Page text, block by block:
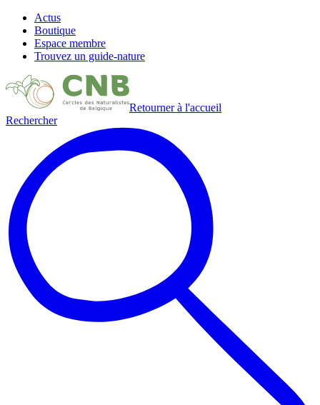
Actus
Boutique
Espace membre
Trouvez un guide-nature
Retourner à l'accueil
Rechercher